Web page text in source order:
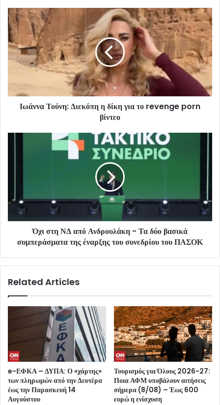
Ιωάννα Τούνη: Διεκόπη η δίκη για το revenge porn
βίντεο
Όχι στη ΝΔ από Ανδρουλάκη - Τα δύο βασικά
συμπεράσματα της έναρξης του συνεδρίου του ΠΑΣΟΚ
Related Articles
e-ΕΦΚΑ – ΔΥΠΑ: Ο «χάρτης»
των πληρωμών από την Δευτέρα
έως την Παρασκευή 14
Αυγούστου
Τουρισμός για Όλους 2026-27:
Ποια ΑΦΜ υποβάλουν αιτήσεις
σήμερα (8/08) – Έως 600
ευρώ η ενίσχυση